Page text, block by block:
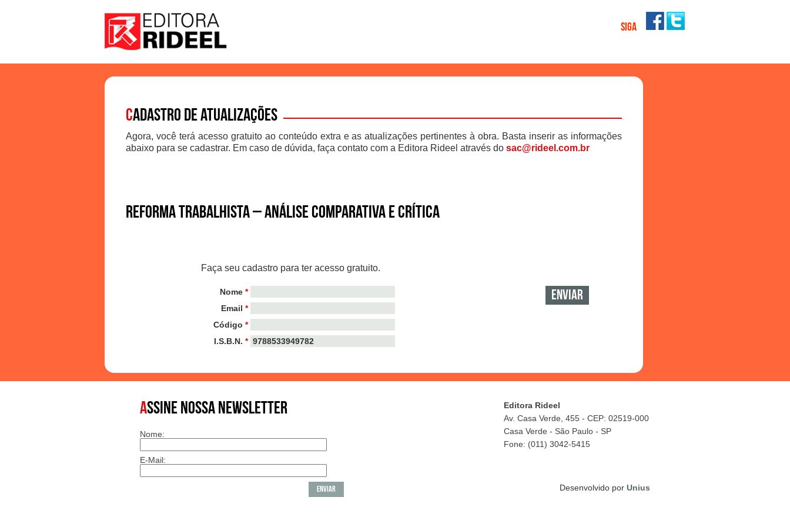
SIGA
Cadastro de atualizações
Agora, você terá acesso gratuito ao conteúdo extra e as atualizações pertinentes à obra. Basta inserir as informações
abaixo para se cadastrar. Em caso de dúvida, faça contato com a Editora Rideel através do sac@rideel.com.br
Reforma Trabalhista – Análise Comparativa e Crítica
Faça seu cadastro para ter acesso gratuito.
Nome *
Email *
Código *
I.S.B.N. *
ASSINE NOSSA NEWSLETTER
Nome:
E-Mail:
Editora Rideel
Av. Casa Verde, 455 - CEP: 02519-000
Casa Verde - São Paulo - SP
Fone: (011) 3042-5415
Desenvolvido por Unius